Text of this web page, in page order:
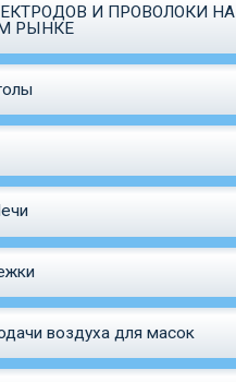
И ПРОВОЛОКИ НА
РЫНКЕ
воздуха для масок